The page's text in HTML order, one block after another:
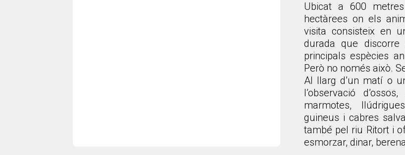
Ubicat a 600
hectàrees on els
visita consisteix en
durada que
principals espècies
Però no només això.
Al llarg d’un matí o
l’observació
marmotes,
guineus i cabres
també pel riu Ritort i
esmorzar, dinar,